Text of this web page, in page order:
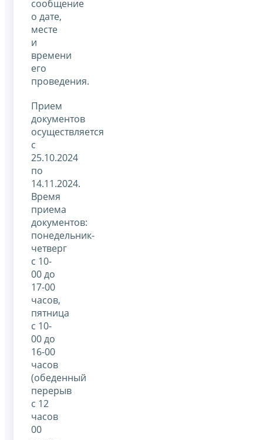
сообщение
о дате,
месте
и
времени
его
проведения.
Прием
документов
осуществляется
с
25.10.2024
по
14.11.2024.
Время
приема
документов:
понедельник-
четверг
с 10-
00 до
17-00
часов,
пятница
с 10-
00 до
16-00
часов
(обеденный
перерыв
с 12
часов
00